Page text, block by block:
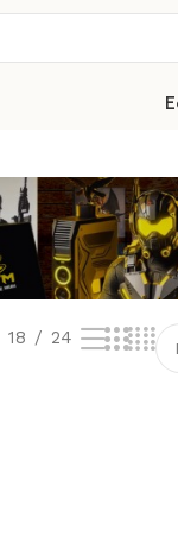
18 24